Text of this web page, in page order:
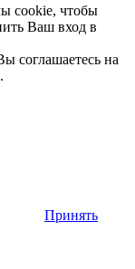
cookie, чтобы
Ваш вход в
соглашаетесь на
Принять